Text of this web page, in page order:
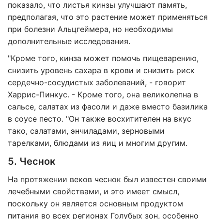
показало, что листья кинзы улучшают память,
предполагая, что это растение может применяться
при болезни Альцгеймера, но необходимы
дополнительные исследования.
"Кроме того, кинза может помочь пищеварению,
снизить уровень сахара в крови и снизить риск
сердечно-сосудистых заболеваний, - говорит
Харрис-Пинкус. - Кроме того, она великолепна в
сальсе, салатах из фасоли и даже вместо базилика
в соусе песто. "Он также восхитителен на вкус
тако, салатами, энчиладами, зерновыми
тарелками, блюдами из яиц и многим другим.
5. Чеснок
На протяжении веков чеснок был известен своими
лечебными свойствами, и это имеет смысл,
поскольку он является основным продуктом
питания во всех регионах Голубых зон, особенно